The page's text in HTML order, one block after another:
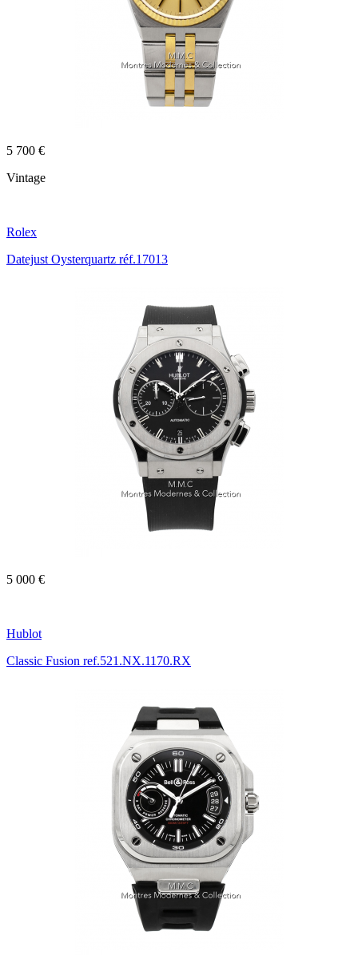
5 700 €
Vintage
Rolex
Datejust Oysterquartz réf.17013
5 000 €
Hublot
Classic Fusion ref.521.NX.1170.RX